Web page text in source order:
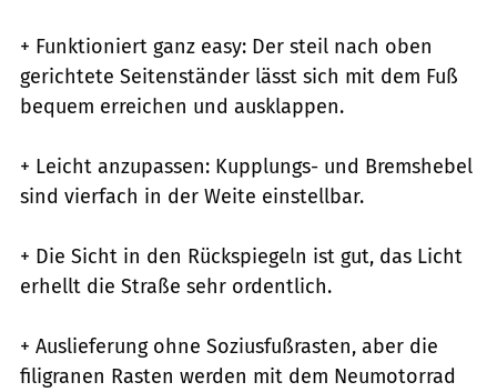
+ Funktioniert ganz easy: Der steil nach oben
gerichtete Seitenständer lässt sich mit dem Fuß
bequem erreichen und ausklappen.
+ Leicht anzupassen: Kupplungs- und Bremshebel
sind vierfach in der Weite einstellbar.
+ Die Sicht in den Rückspiegeln ist gut, das Licht
erhellt die Straße sehr ordentlich.
+ Auslieferung ohne Soziusfußrasten, aber die
filigranen Rasten werden mit dem Neumotorrad